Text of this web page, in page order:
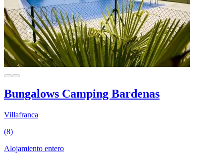
Bungalows Camping Bardenas
Villafranca
(8)
Alojamiento entero